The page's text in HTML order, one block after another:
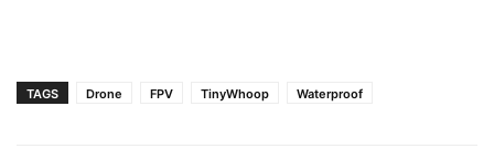
TAGS Drone FPV TinyWhoop Waterproof